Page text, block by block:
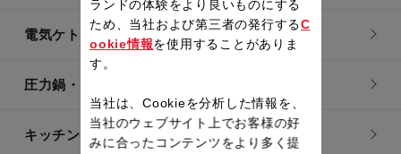
電気ケトル
圧力鍋・電気圧力鍋
キッチン用品
ランドの体験をより良いものにする
ため、当社および第三者の発行するC
ookie情報を使用することがありま
す。
当社は、Cookieを分析した情報を、
当社のウェブサイト上でお客様の好
みに合ったコンテンツをより多く提